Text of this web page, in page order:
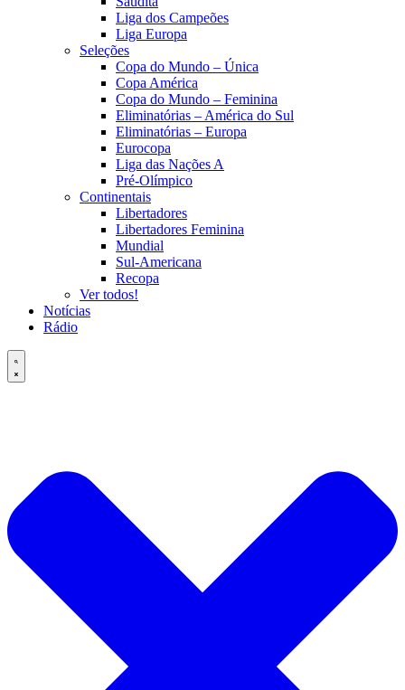
Liga dos Campeões
Liga Europa
Seleções
Copa do Mundo – Única
Copa América
Copa do Mundo – Feminina
Eliminatórias – América do Sul
Eliminatórias – Europa
Eurocopa
Liga das Nações A
Pré-Olímpico
Continentais
Libertadores
Libertadores Feminina
Mundial
Sul-Americana
Recopa
Ver todos!
Notícias
Rádio